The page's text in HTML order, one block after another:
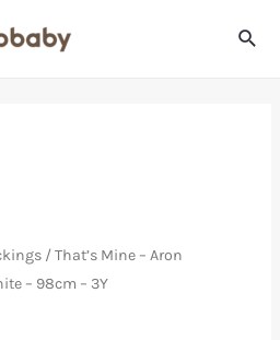
/ That’s Mine – Aron
– 98cm – 3Y